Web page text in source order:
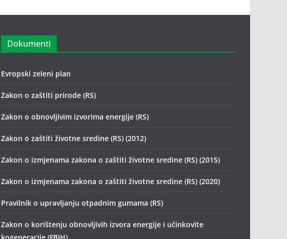
Dokumenti
Evropski zeleni plan
Zakon o zaštiti prirode (RS)
Zakon o obnovljivim izvorima energije (RS)
Zakon o zaštiti životne sredine (RS) (2012)
Zakon o izmjenama zakona o zaštiti životne sredine (RS) (2015)
Zakon o izmjenama zakona o zaštiti životne sredine (RS) (2020)
Pravilnik o upravljanju otpadnim gumama (RS)
Zakon o korištenju obnovljivih izvora energije i učinkovite